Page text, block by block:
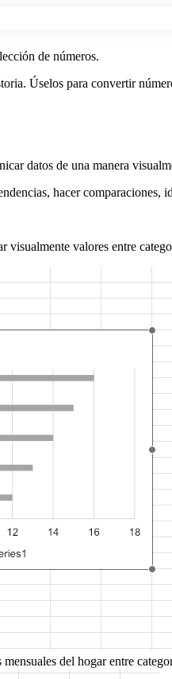
de números.
Úselos para convertir
datos de una manera
hacer
valores entre
del hogar entre